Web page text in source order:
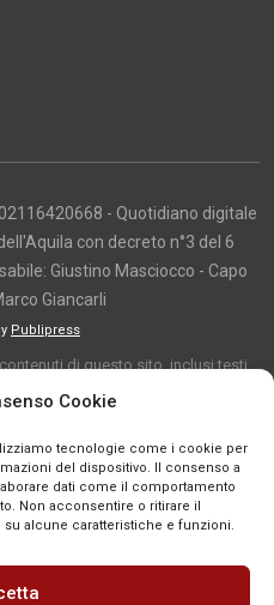
Cookie
tecnologie come i cookie per
del dispositivo. Il consenso a
dati come il comportamento
Non acconsentire o ritirare il
alcune caratteristiche e funzioni.
- Quotidiano digitale
con decreto n°3 del 6
Giustino Masciocco - Capo
Giancarli
Publipress
di questo sito, inclusi testi,
grafica, sono protetti da copyright e
parziale dei contenuti è consentita
la fonte, con link diretto
I contenuti provenienti da terze
e restano di proprietà dei legittimi
diritti d’autore o norme vigenti, è
e l’eventuale rimozione tramite